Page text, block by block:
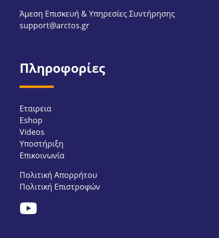
Άμεση Επισκευή & Υπηρεσίες Συντήρησης
support@arctos.gr
Πληροφορίες
Εταιρεια
Eshop
Videos
Υποστήριξη
Επικοινωνία
Πολιτική Απορρήτου
Πολιτική Επιστροφών